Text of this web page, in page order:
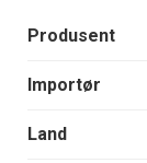
Produsent
Importør
Land